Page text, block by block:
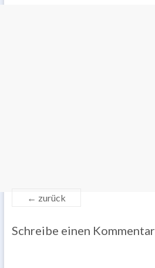
← zurück
Schreibe einen Kommentar